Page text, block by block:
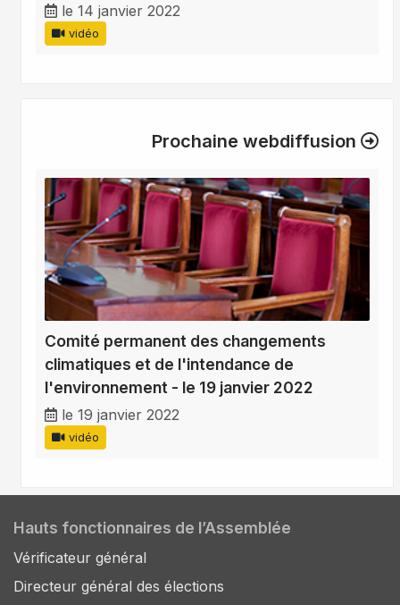
le 14 janvier 2022
vidéo
Prochaine webdiffusion
Comité permanent des changements
climatiques et de l'intendance de
l'environnement - le 19 janvier 2022
le 19 janvier 2022
vidéo
Hauts fonctionnaires de l’Assemblée
Vérificateur général
Directeur général des élections